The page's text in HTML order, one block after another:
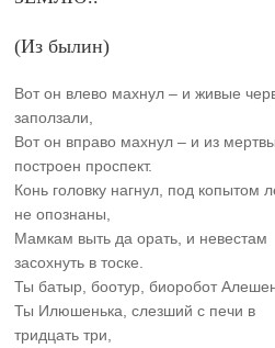
(Из былин)
Вот он влево махнул – и живые
заползали,
Вот он вправо махнул – и из
построен проспект.
Конь головку нагнул, под копытом
не опознаны,
Мамкам выть да орать, и невестам
засохнуть в тоске.
Ты батыр, боотур, биоробот
Ты Илюшенька, слезший с печи в
тридцать три,